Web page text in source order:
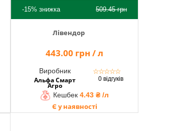
-15% знижка 509.45грн
Лівендор
443.00 грн / л
Виробник
Альфа Смарт
Агро
☆☆☆☆☆
0 відгуків
Кешбек4.43 ₴ /л
Є у наявності